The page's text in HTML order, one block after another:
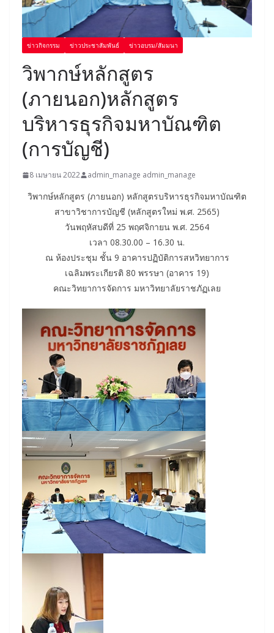
ข่าวกิจกรรม ข่าวประชาสัมพันธ์ ข่าวอบรม/สัมมนา
วิพากษ์หลักสูตร
(ภายนอก)หลักสูตร
บริหารธุรกิจมหาบัณฑิต
(การบัญชี)
8 เมษายน 2022 admin_manage admin_manage
วิพากษ์หลักสูตร (ภายนอก) หลักสูตรบริหารธุรกิจมหาบัณฑิต
สาขาวิชาการบัญชี (หลักสูตรใหม่ พ.ศ. 2565)
วันพฤหัสบดีที่ 25 พฤศจิกายน พ.ศ. 2564
เวลา 08.30.00 – 16.30 น.
ณ ห้องประชุม ชั้น 9 อาคารปฏิบัติการสหวิทยาการ
เฉลิมพระเกียรติ 80 พรรษา (อาคาร 19)
คณะวิทยาการจัดการ มหาวิทยาลัยราชภัฏเลย